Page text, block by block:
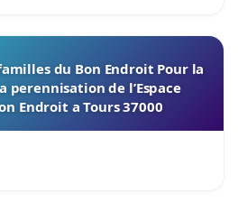
du Bon Endroit Pour la
de l’Espace
Endroit a Tours 37000